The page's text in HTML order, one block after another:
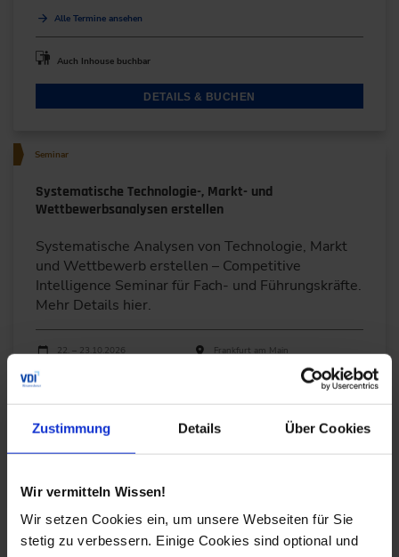
Zustimmung Details Über Cookies
Wir vermitteln Wissen!
Wir setzen Cookies ein, um unsere Webseiten für Sie
stetig zu verbessern. Einige Cookies sind optional und
Alle Termine ansehen
Auch Inhouse buchbar
DETAILS & BUCHEN
Seminar
Systematische Technologie-, Markt- und
Wettbewerbsanalysen erstellen
Systematische Analysen von Technologie, Markt
und Wettbewerb erstellen – Competitive
Intelligence Seminar für Fach- und Führungskräfte.
Mehr Details hier.
Durchführungen
Veranstaltungsdatum Veranstaltungsort
22. – 23.10.2026
Frankfurt am Main
Auch Inhouse buchbar